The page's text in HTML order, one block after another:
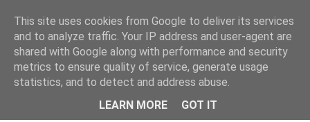
This site uses cookies from Google to deliver its services
and to analyze traffic. Your IP address and user-agent are
shared with Google along with performance and security
metrics to ensure quality of service, generate usage
statistics, and to detect and address abuse.
LEARN MORE
GOT IT